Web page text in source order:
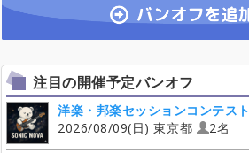
注目の開催予定バンオフ
洋楽・邦楽セッションコンテスト
2026/08/09(日) 東京都
2名